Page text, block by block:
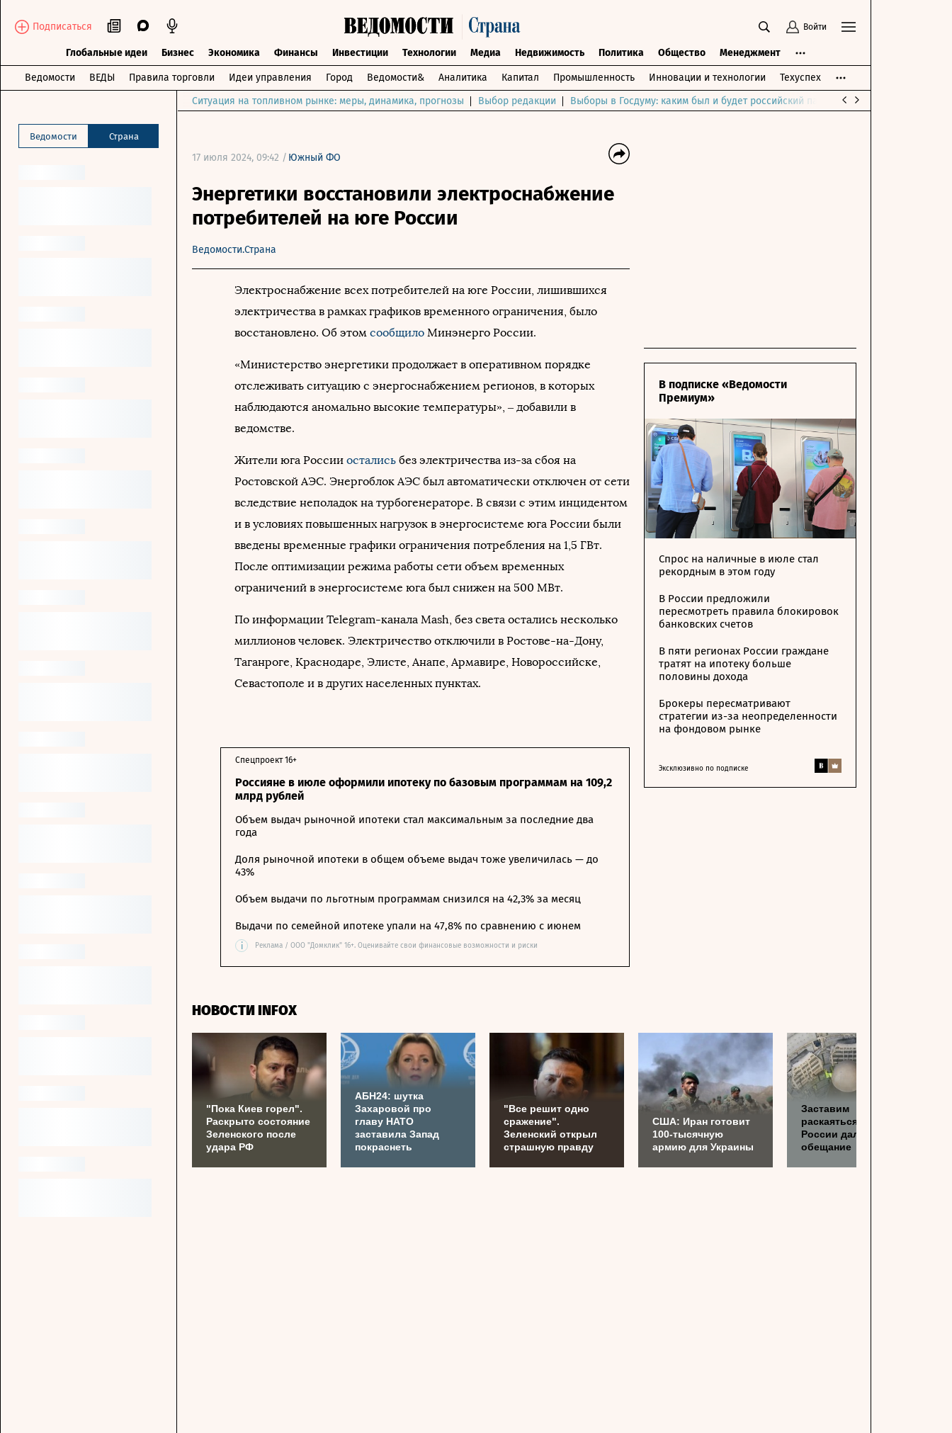
Подписаться Войти
Глобальные идеи Бизнес Экономика Финансы Инвестиции Технологии Медиа Недвижимость Политика Общество Менеджмент
Ведомости ВЕДЫ Правила торговли Идеи управления Город Ведомости& Аналитика Капитал Промышленность Инновации и технологии Техуспех
Ведомости Страна
Ситуация на топливном рынке: меры, динамика, прогнозы Выбор редакции Выборы в Госдуму: каким был и будет российский парламент
17 июля 2024, 09:42 / Южный ФО
Энергетики восстановили электроснабжение
потребителей на юге России
Ведомости.Страна
Электроснабжение всех потребителей на юге России, лишившихся
электричества в рамках графиков временного ограничения, было
восстановлено. Об этом сообщило Минэнерго России.
«Министерство энергетики продолжает в оперативном порядке
отслеживать ситуацию с энергоснабжением регионов, в которых
наблюдаются аномально высокие температуры», – добавили в
ведомстве.
Жители юга России остались без электричества из-за сбоя на
Ростовской АЭС. Энергоблок АЭС был автоматически отключен от сети
вследствие неполадок на турбогенераторе. В связи с этим инцидентом
и в условиях повышенных нагрузок в энергосистеме юга России были
введены временные графики ограничения потребления на 1,5 ГВт.
После оптимизации режима работы сети объем временных
ограничений в энергосистеме юга был снижен на 500 МВт.
По информации Telegram-канала Mash, без света остались несколько
миллионов человек. Электричество отключили в Ростове-на-Дону,
Таганроге, Краснодаре, Элисте, Анапе, Армавире, Новороссийске,
Севастополе и в других населенных пунктах.
Россияне в июле оформили ипотеку по базовым программам на 109,2
млрд рублей
Спецпроект 16+
Объем выдач рыночной ипотеки стал максимальным за последние два
года
Доля рыночной ипотеки в общем объеме выдач тоже увеличилась — до
43%
Объем выдачи по льготным программам снизился на 42,3% за месяц
Выдачи по семейной ипотеке упали на 47,8% по сравнению с июнем
i Реклама / ООО "Домклик" 16+. Оценивайте свои финансовые возможности и риски
В подписке «Ведомости
Премиум»
Спрос на наличные в июле стал
рекордным в этом году
В России предложили
пересмотреть правила блокировок
банковских счетов
В пяти регионах России граждане
тратят на ипотеку больше
половины дохода
Брокеры пересматривают
стратегии из-за неопределенности
на фондовом рынке
Эксклюзивно по подписке
НОВОСТИ INFOX
"Пока Киев горел".
Раскрыто состояние
Зеленского после
удара РФ
АБН24: шутка
Захаровой про
главу НАТО
заставила Запад
покраснеть
"Все решит одно
сражение".
Зеленский открыл
страшную правду
США: Иран готовит
100-тысячную
армию для Украины
Заставим
раскаяться: союзник
России дал грозное
обещание